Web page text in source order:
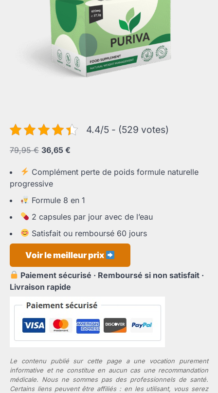
4.4/5 - (529 votes)
79,95€ Le
initial
était :
79,95 €.
36,65 €
actuel
36,65 €.
Complément perte de poids formule naturelle
progressive
Formule 8 en 1
2 capsules par jour avec de l’eau
Satisfait ou remboursé 60 jours
Voir le meilleur prix
Paiement sécurisé · Remboursé si non satisfait ·
Livraison rapide
Le contenu publié sur cette page a une vocation purement
informative et ne constitue en aucun cas une recommandation
médicale. Nous ne sommes pas des professionnels de santé.
Certains liens peuvent être affiliés : en les utilisant, vous serez